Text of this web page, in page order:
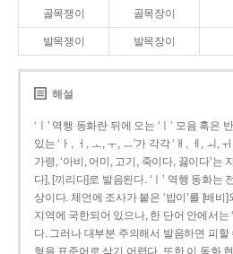
골목쟁이 골목장이
발목쟁이 발목장이
해설
‘ㅣ’ 역행 동화란 뒤에 오는 ‘ㅣ’ 모음 혹은
있는 ‘ㅏ, ㅓ, ㅗ, ㅜ, ㅡ’가 각각 ‘ㅐ, ㅔ, ㅚ,
가령, ‘아비, 어미, 고기, 죽이다, 끓이다’는
다], [끼리다]로 발음된다. ‘ㅣ’ 역행 동화는
상이다. 체언에 조사가 붙은 ‘밥이’를 [배
지역에 국한되어 있으나, 한 단어 안에서는
다. 그러나 대부분 주의해서 발음하면 피
형을 표준어로 삼기 어렵다. 또한 이 동화